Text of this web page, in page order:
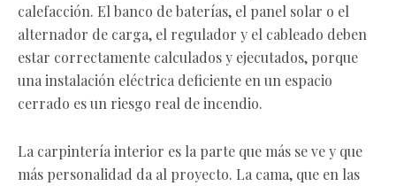
calefacción. El banco de baterías, el panel solar o el
alternador de carga, el regulador y el cableado deben
estar correctamente calculados y ejecutados, porque
una instalación eléctrica deficiente en un espacio
cerrado es un riesgo real de incendio.
La carpintería interior es la parte que más se ve y que
más personalidad da al proyecto. La cama, que en las